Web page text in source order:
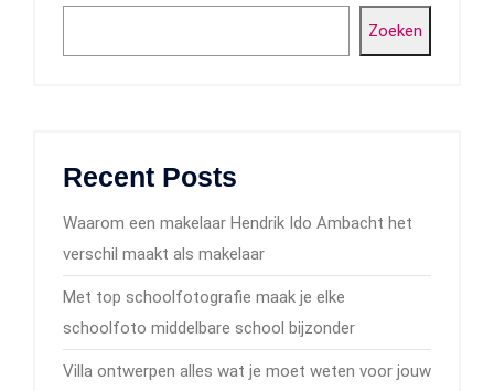
Zoeken
Recent Posts
Waarom een makelaar Hendrik Ido Ambacht het
verschil maakt als makelaar
Met top schoolfotografie maak je elke
schoolfoto middelbare school bijzonder
Villa ontwerpen alles wat je moet weten voor jouw